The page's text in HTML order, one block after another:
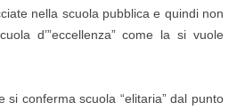
nella scuola pubblica e quindi non
d’”eccellenza” come la si vuole
si conferma scuola “elitaria” dal punto